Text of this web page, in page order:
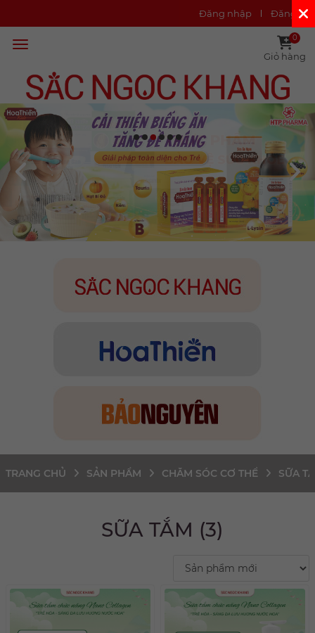
Đăng nhập Đăng ký
Giỏ hàng
0
TRANG CHỦ SẢN PHẨM CHĂM SÓC CƠ THỂ SỮA
SỮA TẮM (3)